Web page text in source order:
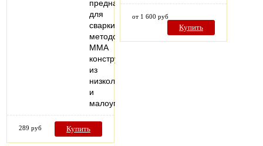
предназначен
для
сварки
методом
MMA
конструкций
из
низколегированных
и
малоуглеродистых…
289 руб Купить
от 1 600 руб
Купить